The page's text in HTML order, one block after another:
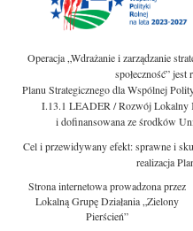
Operacja „Wdrażanie i zarządzanie
społeczność”
Planu Strategicznego dla Wspólnej
I.13.1 LEADER / Rozwój Lokalny
i dofinansowana ze środków
Cel i przewidywany efekt: sprawne i
realizacja
Strona internetowa prowadzona przez
Lokalną Grupę Działania „Zielony
Pierścień”